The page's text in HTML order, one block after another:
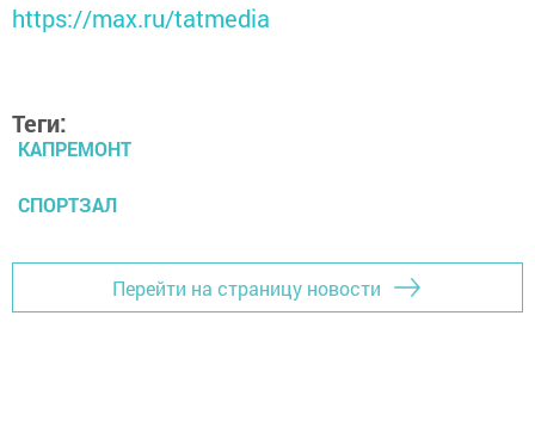
https://max.ru/tatmedia
Теги:
КАПРЕМОНТ
СПОРТЗАЛ
Перейти на страницу новости